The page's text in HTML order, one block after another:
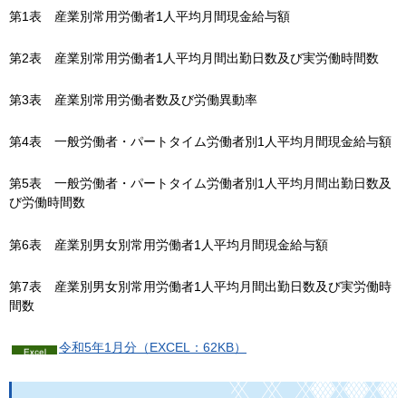
第1表 産業別常用労働者1人平均月間現金給与額
第2表 産業別常用労働者1人平均月間出勤日数及び実労働時間数
第3表 産業別常用労働者数及び労働異動率
第4表 一般労働者・パートタイム労働者別1人平均月間現金給与額
第5表 一般労働者・パートタイム労働者別1人平均月間出勤日数及
び労働時間数
第6表 産業別男女別常用労働者1人平均月間現金給与額
第7表 産業別男女別常用労働者1人平均月間出勤日数及び実労働時
間数
令和5年1月分（EXCEL：62KB）